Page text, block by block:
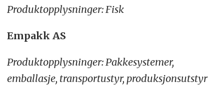
Produktopplysninger: Fisk
Empakk AS
Produktopplysninger: Pakkesystemer,
emballasje, transportustyr, produksjonsutstyr